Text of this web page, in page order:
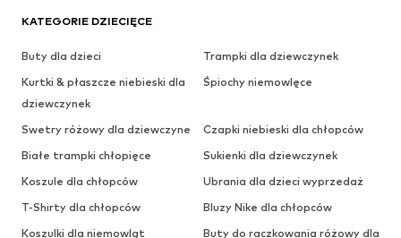
KATEGORIE DZIECIĘCE
Buty dla dzieci
Trampki dla dziewczynek
Kurtki & płaszcze niebieski dla
dziewczynek
Śpiochy niemowlęce
Swetry różowy dla dziewczyne
Czapki niebieski dla chłopców
Białe trampki chłopięce
Sukienki dla dziewczynek
Koszule dla chłopców
Ubrania dla dzieci wyprzedaż
T-Shirty dla chłopców
Bluzy Nike dla chłopców
Koszulki dla niemowląt
Buty do raczkowania różowy dla